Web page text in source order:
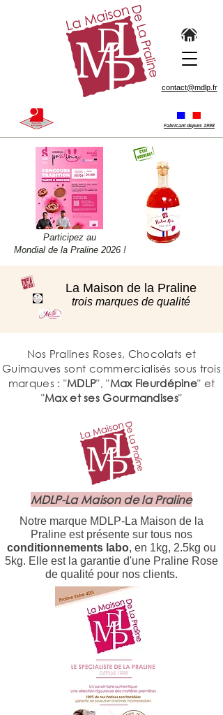
contact@mdlp.fr
Fabricant depuis 1998
Participez au
Mondial de la Praline 2026 !
La Maison de la Praline
trois marques de qualité
Nos Pralines Roses, Chocolats et
Guimauves sont commercialisés sous trois
marques : "MDLP", "Max Fleurdépine" et
"Max et ses Gourmandises"
MDLP-La Maison de la Praline
Notre marque MDLP-La Maison de la
Praline est présente sur tous nos
conditionnements labo, en 1kg, 2.5kg ou
5kg. Elle est la garantie d'une Praline Rose
de qualité pour nos clients.